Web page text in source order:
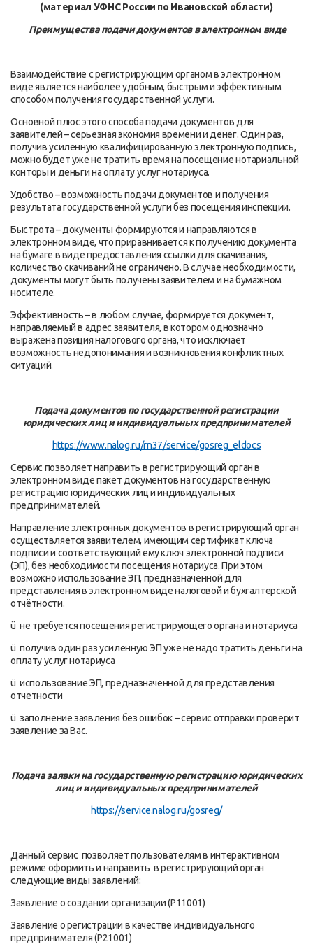
(материал УФНС России по Ивановской области)
Преимущества подачи документов в электронном виде
Взаимодействие с регистрирующим органом в электронном
виде является наиболее удобным, быстрым и эффективным
способом получения государственной услуги.
Основной плюс этого способа подачи документов для
заявителей – серьезная экономия времени и денег. Один раз,
получив усиленную квалифицированную электронную подпись,
можно будет уже не тратить время на посещение нотариальной
конторы и деньги на оплату услуг нотариуса.
Удобство – возможность подачи документов и получения
результата государственной услуги без посещения инспекции.
Быстрота – документы формируются и направляются в
электронном виде, что приравнивается к получению документа
на бумаге в виде предоставления ссылки для скачивания,
количество скачиваний не ограничено. В случае необходимости,
документы могут быть получены заявителем и на бумажном
носителе.
Эффективность – в любом случае, формируется документ,
направляемый в адрес заявителя, в котором однозначно
выражена позиция налогового органа, что исключает
возможность недопонимания и возникновения конфликтных
ситуаций.
Подача документов по государственной регистрации
юридических лиц и индивидуальных предпринимателей
https://www.nalog.ru/rn37/service/gosreg_eldocs
Сервис позволяет направить в регистрирующий орган в
электронном виде пакет документов на государственную
регистрацию юридических лиц и индивидуальных
предпринимателей.
Направление электронных документов в регистрирующий орган
осуществляется заявителем, имеющим сертификат ключа
подписи и соответствующий ему ключ электронной подписи
(ЭП),без необходимости посещения нотариуса. При этом
возможно использование ЭП, предназначенной для
представления в электронном виде налоговой и бухгалтерской
отчётности.
ü не требуется посещения регистрирующего органа и нотариуса
ü получив один раз усиленную ЭП уже не надо тратить деньги на
оплату услуг нотариуса
ü использование ЭП, предназначенной для представления
отчетности
ü заполнение заявления без ошибок – сервис отправки проверит
заявление за Вас.
Подача заявки на государственную регистрацию юридических
лиц и индивидуальных предпринимателей
https://service.nalog.ru/gosreg/
Данный сервис позволяет пользователям в интерактивном
режиме оформить и направить в регистрирующий орган
следующие виды заявлений:
Заявление о создании организации (Р11001)
Заявление о регистрации в качестве индивидуального
предпринимателя (Р21001)